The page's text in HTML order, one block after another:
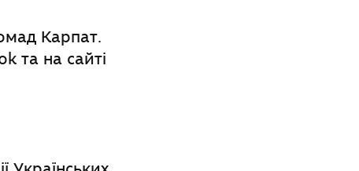
Карпат.
та на сайті